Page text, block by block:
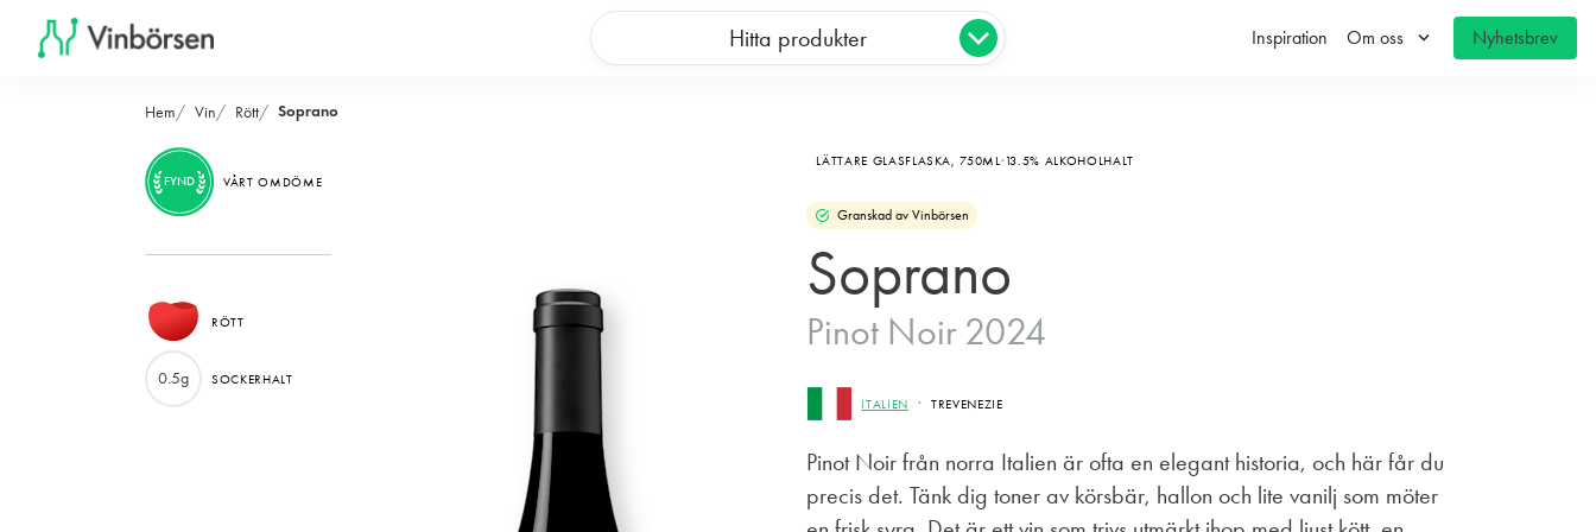
Hitta produkter Inspiration Om oss keyboard_arrow_down Nyhetsbrev
Hem Vin Rött Soprano
LÄTTARE GLASFLASKA,750ML 13.5% ALKOHOLHALT
Granskad av Vinbörsen
Soprano
Pinot Noir 2024
ITALIEN TREVENEZIE
Pinot Noir från norra Italien är ofta en elegant historia, och här får du
precis det. Tänk dig toner av körsbär, hallon och lite vanilj som möter
FYND VÅRT OMDÖME
RÖTT
0.5g SOCKERHALT